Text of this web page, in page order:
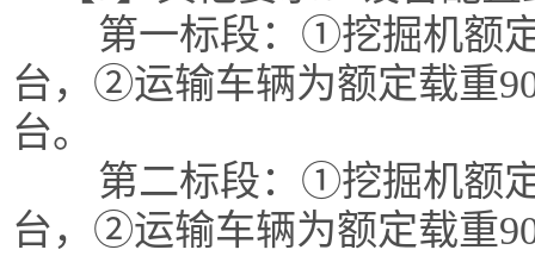
第一标段：①挖掘机额
台，②运输车辆为额定载重
台。
第二标段：①挖掘机额
台，②运输车辆为额定载重